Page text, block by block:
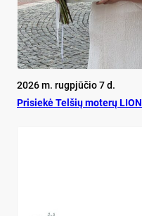
2026 m. rugpjūčio 7 d.
Pri­siekė Tel­šių mo­terų